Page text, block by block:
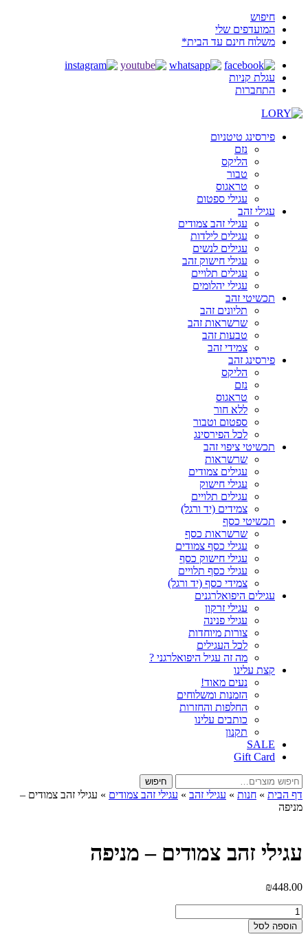
חיפוש
המועדפים שלי
משלוח חינם עד הבית*
עגלת קניות
התחברות
פירסינג טיטניום
נזם
הליקס
טבור
טראגוס
עגילי ספטום
עגילי זהב
עגילי זהב צמודים
עגילים לילדות
עגילים לנשים
עגילי חישוק זהב
עגילים תלויים
עגילי יהלומים
תכשיטי זהב
תליונים זהב
שרשראות זהב
טבעות זהב
צמידי זהב
פירסינג זהב
הליקס
נזם
טראגוס
ללא חור
ספטום וטבור
לכל הפירסינג
תכשיטי ציפוי זהב
שרשראות
עגילים צמודים
עגילי חישוק
עגילים תלויים
צמידים (יד ורגל)
תכשיטי כסף
שרשראות כסף
עגילי כסף צמודים
עגילי חישוק כסף
עגילי כסף תלויים
צמידי כסף (יד ורגל)
עגילים היפואלרגנים
עגילי זרקון
עגילי פנינה
צורות מיוחדות
לכל העגילים
מה זה עגיל היפואלרגני ?
קצת עלינו
נעים מאוד!
הזמנות ומשלוחים
החלפות והחזרות
כותבים עלינו
תקנון
SALE
Gift Card
חיפוש
עבור:
חיפוש
דף הבית » חנות » עגילי זהב » עגילי זהב צמודים » עגילי זהב צמודים –
מניפה
עגילי זהב צמודים – מניפה
₪448.00
כמות
של
עגילי
הוספה לסל